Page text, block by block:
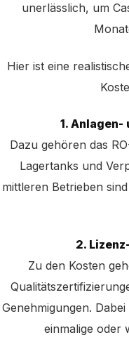
unerlässlich, um
Hier ist eine
1.
Dazu gehören das
Lagertanks und
mittleren Betrieben
2.
Zu den Kosten
Genehmigungen.
einmalige oder